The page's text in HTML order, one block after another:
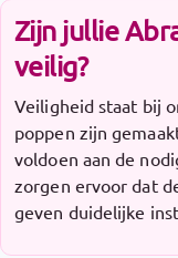
Zijn jullie
veilig?
Veiligheid staat bij
poppen zijn
voldoen aan de
zorgen ervoor dat
geven duidelijke